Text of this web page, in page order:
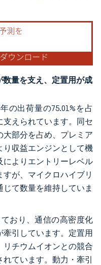
量を支え、定置用が成
の出荷量の75.01%を占
えられています。同セ
部分を占め、プレミア
り収益エンジンとして機
よりエントリーレベル
が、マイクロハイブリ
て数量を維持していま
ており、通信の高密度化
牽引しています。定置用
チウムイオンとの競合
ています。動力・牽引